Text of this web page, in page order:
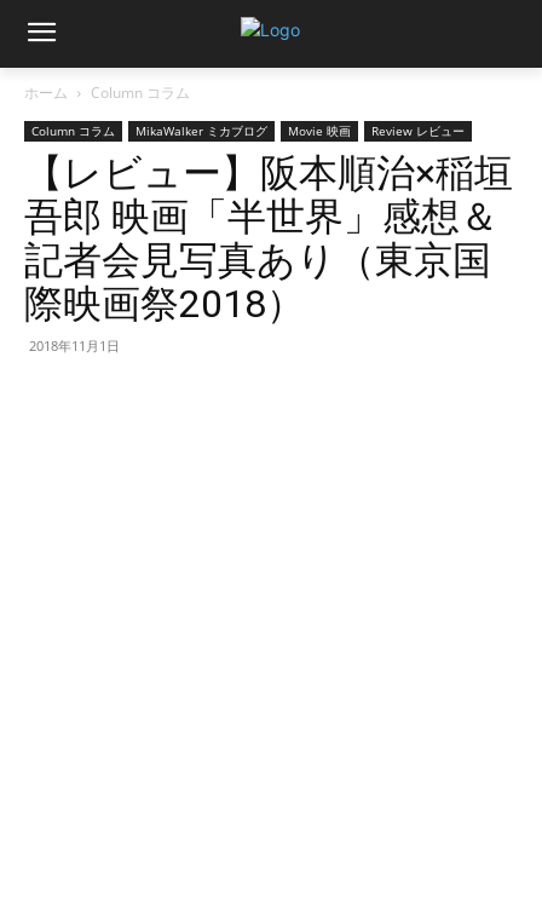
ホーム Column コラム
Column コラム MikaWalker ミカブログ Movie 映画 Review レビュー
【レビュー】阪本順治×稲垣
吾郎 映画「半世界」感想＆
記者会見写真あり（東京国
際映画祭2018）
2018年11月1日